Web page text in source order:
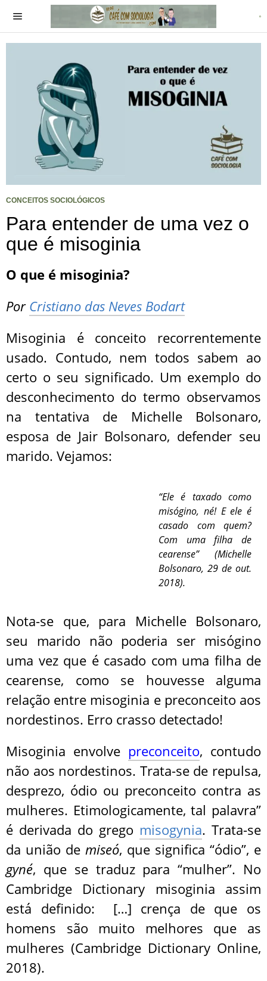
CONCEITOS SOCIOLÓGICOS
Para entender de uma vez o
que é misoginia
O que é misoginia?
Por Cristiano das Neves Bodart
Misoginia é conceito recorrentemente
usado. Contudo, nem todos sabem ao
certo o seu significado. Um exemplo do
desconhecimento do termo observamos
na tentativa de Michelle Bolsonaro,
esposa de Jair Bolsonaro, defender seu
marido. Vejamos:
“Ele é taxado como
misógino, né! E ele é
casado com quem?
Com uma filha de
cearense” (Michelle
Bolsonaro, 29 de out.
2018).
Nota-se que, para Michelle Bolsonaro,
seu marido não poderia ser misógino
uma vez que é casado com uma filha de
cearense, como se houvesse alguma
relação entre misoginia e preconceito aos
nordestinos. Erro crasso detectado!
Misoginia envolve preconceito, contudo
não aos nordestinos. Trata-se de repulsa,
desprezo, ódio ou preconceito contra as
mulheres. Etimologicamente, tal palavra”
é derivada do grego misogynia​. Trata-se
da união de miseó, que significa “ódio”, e
gyné, que se traduz para “mulher”. No
Cambridge Dictionary misoginia assim
está definido: […] crença de que os
homens são muito melhores que as
mulheres (Cambridge Dictionary Online,
2018).